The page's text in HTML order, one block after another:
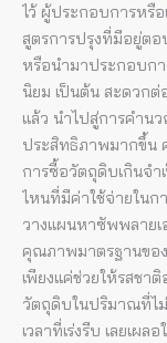
ไว้ ผู้ประกอบการหรื
สูตรการปรุงที่มีอยู่ต
หรือนำมาประกอบกา
นิยม เป็นต้น สะดวก
แล้ว นำไปสู่การคำน
ประสิทธิภาพมากขึ้น
การซื้อวัตถุดิบเกินจำ
ไหนที่มีค่าใช้จ่ายในก
วางแผนหาซัพพลาย
คุณภาพมาตรฐานขอ
เพียงแค่ช่วยให้รสชา
วัตถุดิบในปริมาณที่ไม่
เวลาที่เร่งรีบ เลยเผ